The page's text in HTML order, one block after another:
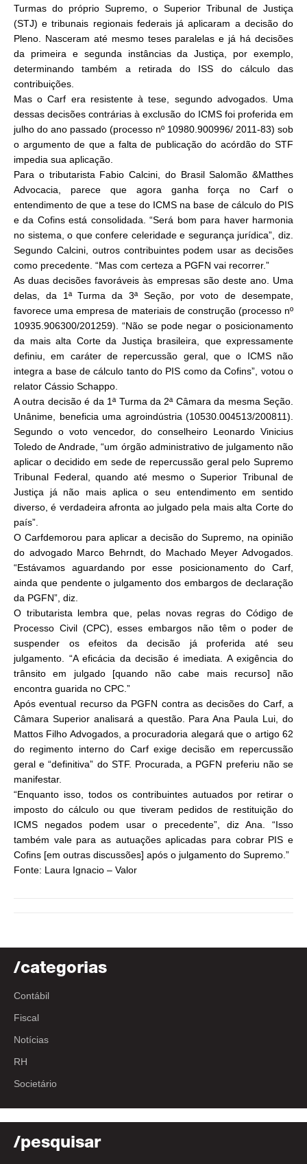
/categorias
Contábil
Fiscal
Notícias
RH
Societário
/pesquisar
Turmas do próprio Supremo, o Superior Tribunal de Justiça
(STJ) e tribunais regionais federais já aplicaram a decisão do
Pleno. Nasceram até mesmo teses paralelas e já há decisões
da primeira e segunda instâncias da Justiça, por exemplo,
determinando também a retirada do ISS do cálculo das
contribuições.
Mas o Carf era resistente à tese, segundo advogados. Uma
dessas decisões contrárias à exclusão do ICMS foi proferida em
julho do ano passado (processo nº 10980.900996/ 2011-83) sob
o argumento de que a falta de publicação do acórdão do STF
impedia sua aplicação.
Para o tributarista Fabio Calcini, do Brasil Salomão &Matthes
Advocacia, parece que agora ganha força no Carf o
entendimento de que a tese do ICMS na base de cálculo do PIS
e da Cofins está consolidada. “Será bom para haver harmonia
no sistema, o que confere celeridade e segurança jurídica”, diz.
Segundo Calcini, outros contribuintes podem usar as decisões
como precedente. “Mas com certeza a PGFN vai recorrer.”
As duas decisões favoráveis às empresas são deste ano. Uma
delas, da 1ª Turma da 3ª Seção, por voto de desempate,
favorece uma empresa de materiais de construção (processo nº
10935.906300/201259). “Não se pode negar o posicionamento
da mais alta Corte da Justiça brasileira, que expressamente
definiu, em caráter de repercussão geral, que o ICMS não
integra a base de cálculo tanto do PIS como da Cofins”, votou o
relator Cássio Schappo.
A outra decisão é da 1ª Turma da 2ª Câmara da mesma Seção.
Unânime, beneficia uma agroindústria (10530.004513/200811).
Segundo o voto vencedor, do conselheiro Leonardo Vinicius
Toledo de Andrade, “um órgão administrativo de julgamento não
aplicar o decidido em sede de repercussão geral pelo Supremo
Tribunal Federal, quando até mesmo o Superior Tribunal de
Justiça já não mais aplica o seu entendimento em sentido
diverso, é verdadeira afronta ao julgado pela mais alta Corte do
país”.
O Carfdemorou para aplicar a decisão do Supremo, na opinião
do advogado Marco Behrndt, do Machado Meyer Advogados.
“Estávamos aguardando por esse posicionamento do Carf,
ainda que pendente o julgamento dos embargos de declaração
da PGFN”, diz.
O tributarista lembra que, pelas novas regras do Código de
Processo Civil (CPC), esses embargos não têm o poder de
suspender os efeitos da decisão já proferida até seu
julgamento. “A eficácia da decisão é imediata. A exigência do
trânsito em julgado [quando não cabe mais recurso] não
encontra guarida no CPC.”
Após eventual recurso da PGFN contra as decisões do Carf, a
Câmara Superior analisará a questão. Para Ana Paula Lui, do
Mattos Filho Advogados, a procuradoria alegará que o artigo 62
do regimento interno do Carf exige decisão em repercussão
geral e “definitiva” do STF. Procurada, a PGFN preferiu não se
manifestar.
“Enquanto isso, todos os contribuintes autuados por retirar o
imposto do cálculo ou que tiveram pedidos de restituição do
ICMS negados podem usar o precedente”, diz Ana. “Isso
também vale para as autuações aplicadas para cobrar PIS e
Cofins [em outras discussões] após o julgamento do Supremo.”
Fonte: Laura Ignacio – Valor